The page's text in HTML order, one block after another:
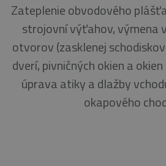
Zateplenie obvodového
strojovní výťahov, výmena
otvorov (zasklenej
dverí, pivničných okien a
úprava atiky a dlažby
okapového